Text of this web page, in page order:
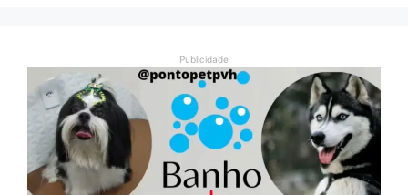
Publicidade